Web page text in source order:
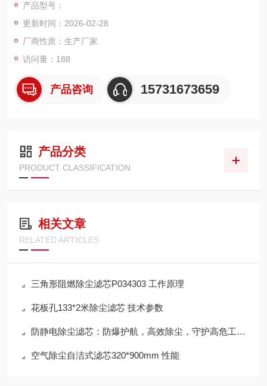
酯滤材，褶距设计合理，过滤面积大、通风阻力小，能快速捕捉
大量木屑与微细木粉，避免粉尘飞扬、堵塞管道与风机，保障车
间清洁与生产安全。
产品型号：
更新时间：2026-02-28
厂商性质：生产厂家
访问量：188
产品咨询 15731673659
产品分类
PRODUCT CLASSIFICATION
相关文章
RELATED ARTICLES
三角形阻燃除尘滤芯P034303 工作原理
花板孔133*2米除尘滤芯 技术参数
防静电除尘滤芯：防爆护航，高效除尘，守护高危工况安全
空气除尘自洁式滤芯320*900mm 性能